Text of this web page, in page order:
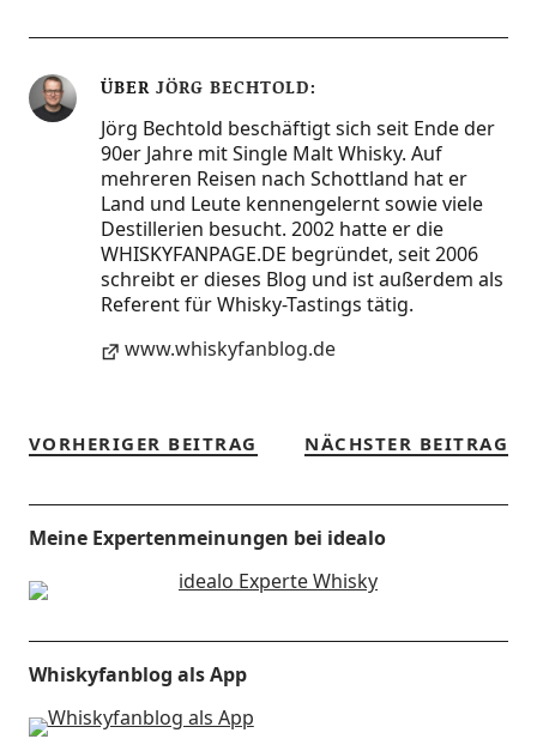
ÜBER JÖRG BECHTOLD
Jörg Bechtold beschäftigt sich seit Ende der
90er Jahre mit Single Malt Whisky. Auf
mehreren Reisen nach Schottland hat er
Land und Leute kennengelernt sowie viele
Destillerien besucht. 2002 hatte er die
WHISKYFANPAGE.DE begründet, seit 2006
schreibt er dieses Blog und ist außerdem als
Referent für Whisky-Tastings tätig.
www.whiskyfanblog.de
VORHERIGER BEITRAG NÄCHSTER BEITRAG
Meine Expertenmeinungen bei idealo
Whiskyfanblog als App